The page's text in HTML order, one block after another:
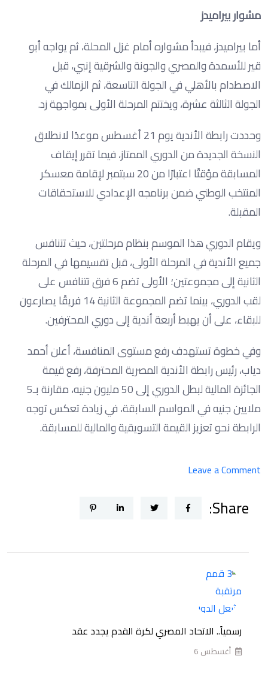
مشوار بيراميدز
أما بيراميدز، فيبدأ مشواره أمام غزل المحلة، ثم يواجه أبو
قير للأسمدة والمصري والجونة والشرقية إنبي، قبل
الاصطدام بالأهلي في الجولة التاسعة، ثم الزمالك في
الجولة الثالثة عشرة، ويختتم المرحلة الأولى بمواجهة زد.
وحددت رابطة الأندية يوم 21 أغسطس موعدًا لانطلاق
النسخة الجديدة من الدوري الممتاز، فيما تقرر إيقاف
المسابقة مؤقتًا اعتبارًا من 20 سبتمبر لإقامة معسكر
المنتخب الوطني ضمن برنامجه الإعدادي للاستحقاقات
المقبلة.
ويقام الدوري هذا الموسم بنظام مرحلتين، حيث تتنافس
جميع الأندية في المرحلة الأولى، قبل تقسيمها في المرحلة
الثانية إلى مجموعتين؛ الأولى تضم 6 فرق تتنافس على
لقب الدوري، بينما تضم المجموعة الثانية 14 فريقًا يصارعون
للبقاء، على أن يهبط أربعة أندية إلى دوري المحترفين.
وفي خطوة تستهدف رفع مستوى المنافسة، أعلن أحمد
دياب، رئيس رابطة الأندية المصرية المحترفة، رفع قيمة
الجائزة المالية لبطل الدوري إلى 50 مليون جنيه، مقارنة بـ5
ملايين جنيه في المواسم السابقة، في زيادة تعكس توجه
الرابطة نحو تعزيز القيمة التسويقية والمالية للمسابقة.
Leave a Comment
قمم
الدور
الدوري
الممتاز
Share:
رسمياً.. الاتحاد المصري لكرة القدم يجدد عقد
أغسطس 6